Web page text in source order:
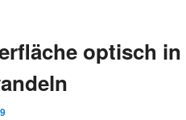
optisch in